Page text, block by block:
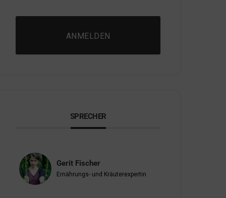
ANMELDEN
SPRECHER
Gerit Fischer
Ernährungs- und Kräuterexpertin